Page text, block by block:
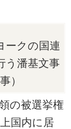
ークの国連
う潘基文事
）
の被選挙権
国内に居